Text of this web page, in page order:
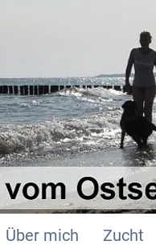
Über mich Zucht